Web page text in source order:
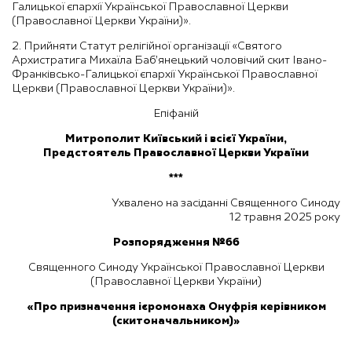
Галицької єпархії Української Православної Церкви
(Православної Церкви України)».
2. Прийняти Статут релігійної організації «Святого
Архистратига Михаїла Баб’янецький чоловічий скит Івано-
Франківсько-Галицької єпархії Української Православної
Церкви (Православної Церкви України)».
Епіфаній
Митрополит Київський і всієї України,
Предстоятель Православної Церкви України
***
Ухвалено на засіданні Священного Синоду
12 травня 2025 року
Розпорядження №66
Священного Синоду Української Православної Церкви
(Православної Церкви України)
« Про призначення ієромонаха Онуфрія керівником
(скитоначальником)»